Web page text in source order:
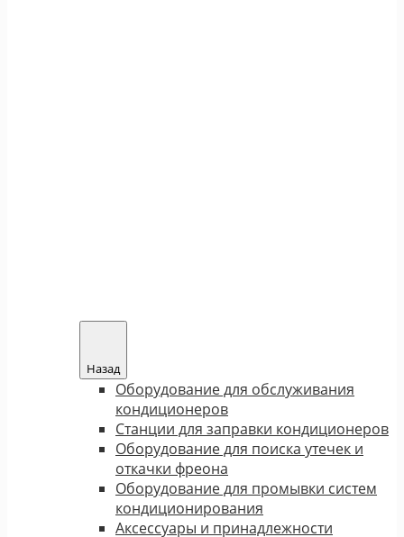
Назад
Оборудование для обслуживания
кондиционеров
Станции для заправки кондиционеров
Оборудование для поиска утечек и
откачки фреона
Оборудование для промывки систем
кондиционирования
Аксессуары и принадлежности